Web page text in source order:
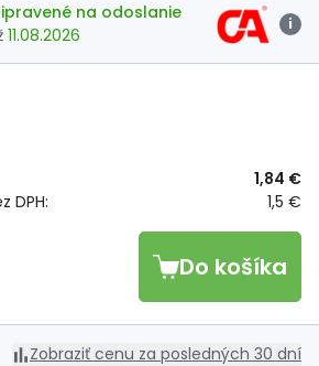
na odoslanie
11.08.2026
i
DPH: 1,5 €
1,84 €
Do košíka
Zobraziť cenu za posledných 30 dní